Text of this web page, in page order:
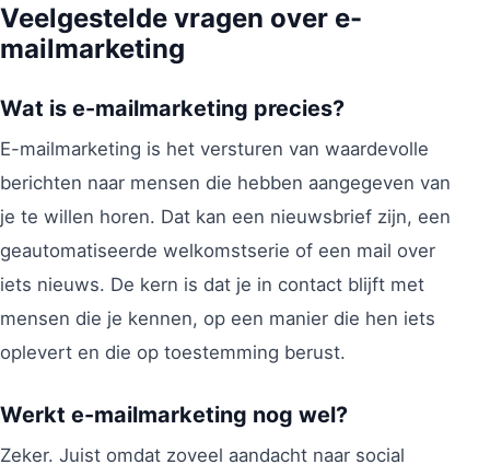
Veelgestelde vragen over e-
mailmarketing
Wat is e-mailmarketing precies?
E-mailmarketing is het versturen van waardevolle
berichten naar mensen die hebben aangegeven van
je te willen horen. Dat kan een nieuwsbrief zijn, een
geautomatiseerde welkomstserie of een mail over
iets nieuws. De kern is dat je in contact blijft met
mensen die je kennen, op een manier die hen iets
oplevert en die op toestemming berust.
Werkt e-mailmarketing nog wel?
Zeker. Juist omdat zoveel aandacht naar social